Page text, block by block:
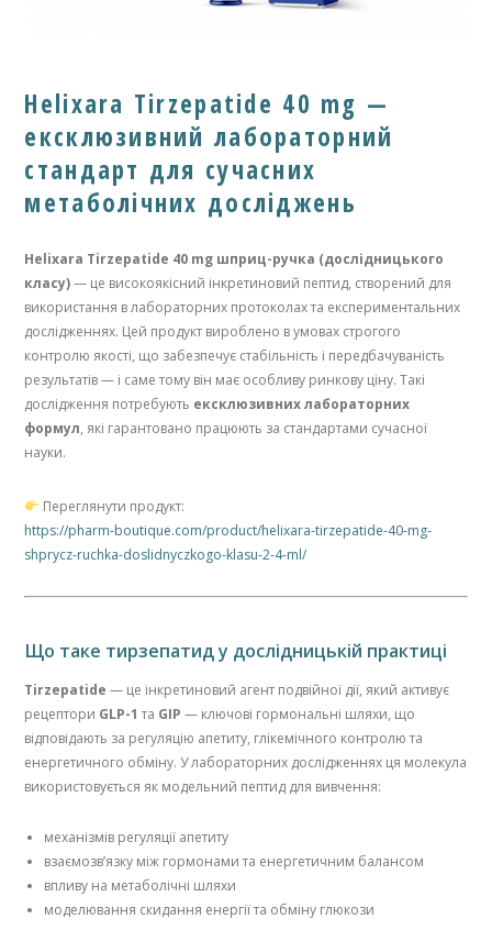
Helixara Tirzepatide 40 mg —
ексклюзивний лабораторний
стандарт для сучасних
метаболічних досліджень
Helixara Tirzepatide 40 mg шприц-ручка (дослідницького
класу)— це високоякісний інкретиновий пептид, створений для
використання в лабораторних протоколах та експериментальних
дослідженнях. Цей продукт вироблено в умовах строгого
контролю якості, що забезпечує стабільність і передбачуваність
результатів — і саме тому він має особливу ринкову ціну. Такі
дослідження потребують ексклюзивних лабораторних
формул, які гарантовано працюють за стандартами сучасної
науки.
Переглянути продукт:
https://pharm-boutique.com/product/helixara-tirzepatide-40-mg-
shprycz-ruchka-doslidnyczkogo-klasu-2-4-ml/
Що таке тирзепатид у дослідницькій практиці
Tirzepatide — це інкретиновий агент подвійної дії, який активує
рецептори GLP-1 та GIP — ключові гормональні шляхи, що
відповідають за регуляцію апетиту, глікемічного контролю та
енергетичного обміну. У лабораторних дослідженнях ця молекула
використовується як модельний пептид для вивчення:
механізмів регуляції апетиту
взаємозв’язку між гормонами та енергетичним балансом
впливу на метаболічні шляхи
моделювання скидання енергії та обміну глюкози